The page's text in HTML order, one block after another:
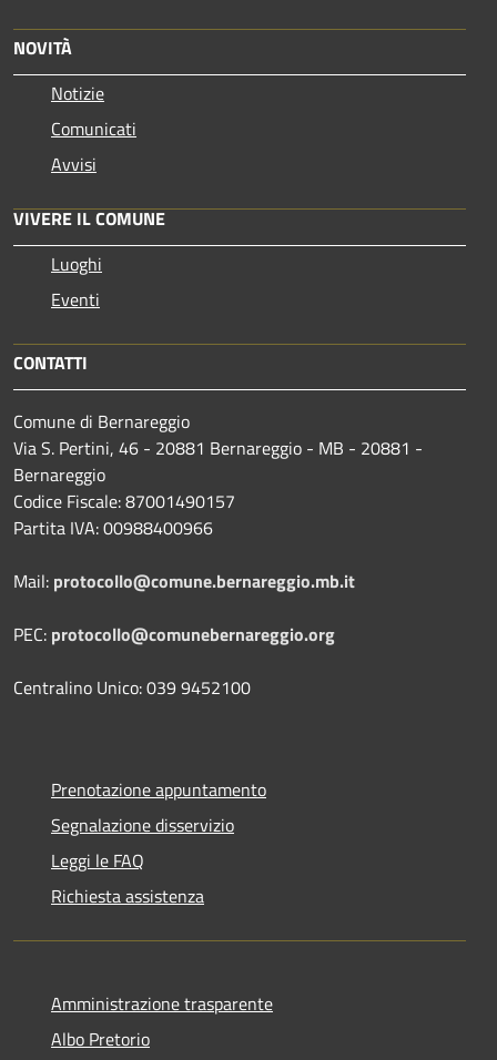
NOVITÀ
Notizie
Comunicati
Avvisi
VIVERE IL COMUNE
Luoghi
Eventi
CONTATTI
Comune di Bernareggio
Via S. Pertini, 46 - 20881 Bernareggio - MB - 20881 -
Bernareggio
Codice Fiscale: 87001490157
Partita IVA: 00988400966
Mail: protocollo@comune.bernareggio.mb.it
PEC: protocollo@comunebernareggio.org
Centralino Unico: 039 9452100
Prenotazione appuntamento
Segnalazione disservizio
Leggi le FAQ
Richiesta assistenza
Amministrazione trasparente
Albo Pretorio